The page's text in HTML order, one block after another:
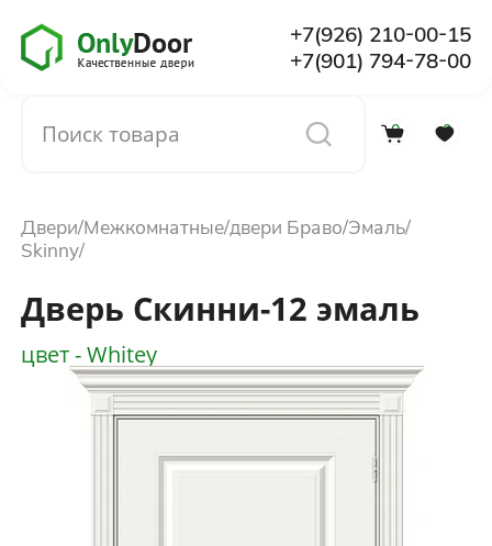
+7(926) 210-00-15
+7(901) 794-78-00
0 0
О компании
Установка
Доставка и оплата
Двери Межкомнатные двери Браво Эмаль
Skinny
Дверь Скинни-12 эмаль
цвет - Whitey